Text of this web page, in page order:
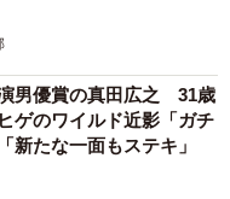
男優賞の真田広之 31歳
ゲのワイルド近影「ガチ
新たな一面もステキ」